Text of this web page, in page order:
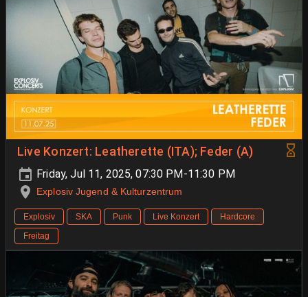
Live Konzert: Leatherette (ITA); Feder (A)
Friday, Jul 11, 2025, 07:30 PM-11:30 PM
Explosiv Jugend & Kulturzentrum
Explosiv SKA Punk Live Konzert
Hardcore
Freitag